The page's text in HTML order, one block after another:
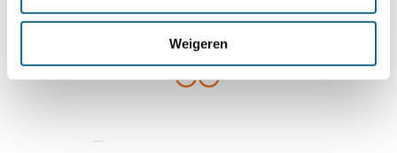
Weigeren